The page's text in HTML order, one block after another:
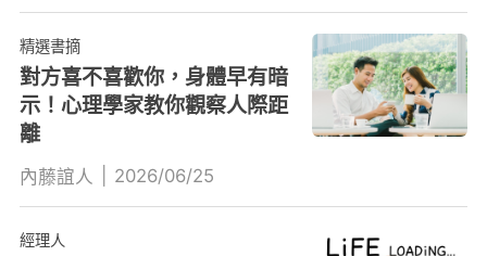
精選書摘
對方喜不喜歡你，身體早有暗
示！心理學家教你觀察人際距
離
內藤誼人 2026/06/25
經理人